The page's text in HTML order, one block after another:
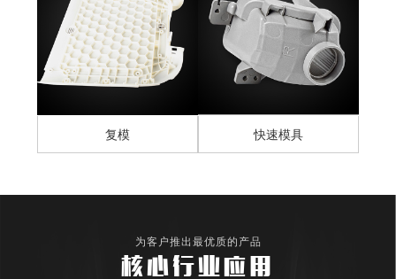
复模 快速模具
为客户推出最优质的产品
核心行业应用